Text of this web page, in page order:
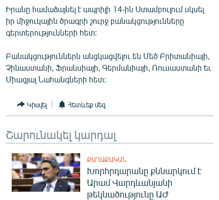
ՂԱՐԱԲԱՂ
ՊԱՏԵՐԱԶՄԻ 6 ՇԱԲԱԹՆԵՐԸ
ՏԱՐԱԾԱՇՐՋԱՆ
ՄԻՋԱԶԳԱՅԻՆ
ՄՇԱԿՈՒՅԹ
ՍՊՈՐՏ
ՏՏ ԵՒ ԻՆՏԵՐՆԵՏ
ԿՈՐՈՆԱՎԻՐՈՒՍ
ԱՐԽԻՎ
ՏԵՍԱՆՅՈՒԹԵՐ
Իրանը համաձայնել է ապրիլի 14-ին Ստամբուլում սկսել
իր միջուկային ծրագրի շուրջ բանակցությունները
գերտերությունների հետ:
Բանակցություններն անցկացվելու են Մեծ Բրիտանիայի,
Չինաստանի, Ֆրանսիայի, Գերմանիայի, Ռուսաստանի եւ
Միացյալ Նահանգների հետ:
Կիսվել Հետևեք մեզ
Շարունակել կարդալ
ՔԱՂԱՔԱԿԱՆ
Խորհրդարանը քննարկում է
Արամ Վարդևանյանի
թեկնածությունը ԱԺ